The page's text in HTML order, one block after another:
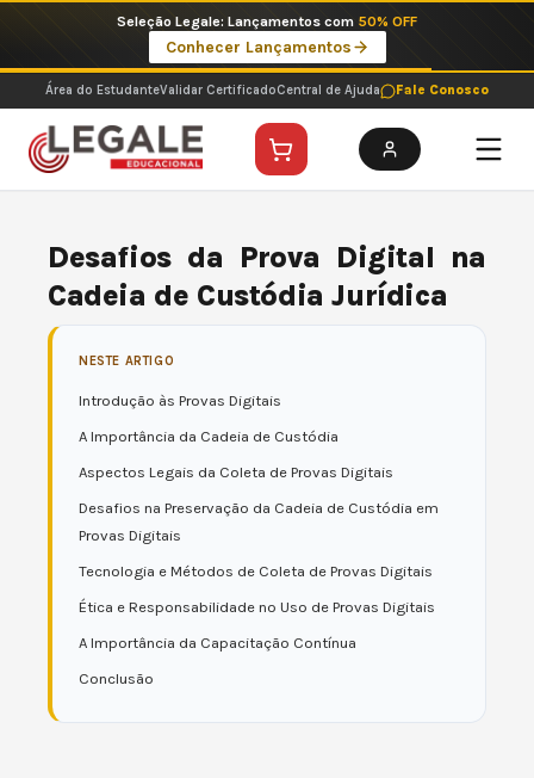
o
conteúdo
Seleção Legale: Lançamentos com 50% OFF
Conhecer Lançamentos
Área do EstudanteValidar CertificadoCentral de Ajuda Fale Conosco
Desafios da Prova Digital na
Cadeia de Custódia Jurídica
NESTE ARTIGO
Introdução às Provas Digitais
A Importância da Cadeia de Custódia
Aspectos Legais da Coleta de Provas Digitais
Desafios na Preservação da Cadeia de Custódia em
Provas Digitais
Tecnologia e Métodos de Coleta de Provas Digitais
Ética e Responsabilidade no Uso de Provas Digitais
A Importância da Capacitação Contínua
Conclusão